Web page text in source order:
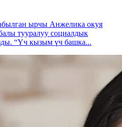
ырчы Анжелика окуя
тууралуу социалдык
“Үч кызым үч башка...